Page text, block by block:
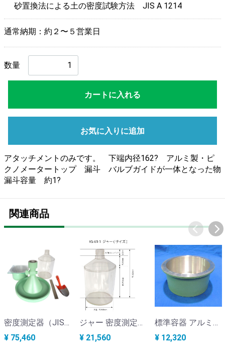
砂置換法による土の密度試験方法 JIS A 1214
通常納期：約２〜５営業日
数量
カートに入れる
お気に入りに追加
アタッチメントのみです。 下端内径162? アルミ製・ピ
クノメータートップ 漏斗 バルブガイドが一体となった物
漏斗容量 約1?
関連商品
密度測定器（JIS型現場測定装置） KS-61
¥ 75,460
ジャー 密度測定器（JIS型現場測定装置） KS-61-1
¥ 21,560
標準容器 アルミ製・密度測定器（JIS型現場測定装置） KS-61-3
¥ 12,320